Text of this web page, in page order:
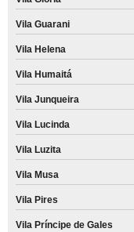
Vila Guarani
Vila Helena
Vila Humaitá
Vila Junqueira
Vila Lucinda
Vila Luzita
Vila Musa
Vila Pires
Vila Príncipe de Gales